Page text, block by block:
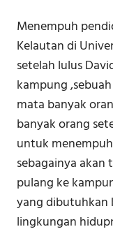
Menempuh
Kelautan di
setelah lulus
kampung
mata banyak
banyak orang
untuk
sebagainya
pulang ke
yang dibutuhkan
lingkungan